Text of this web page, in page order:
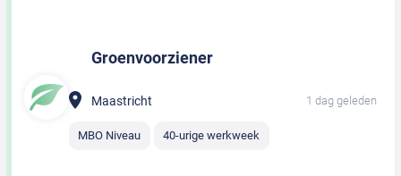
Groenvoorziener
Maastricht 1 dag geleden
MBO Niveau 40-urige werkweek